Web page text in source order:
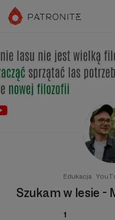
Edukacja
Szukam w lesie -
1